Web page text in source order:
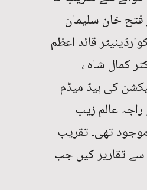
فتح خان سلیمان
قائد اعظم
کمال شاہ ،
کی ہیڈ میڈم
عالم زیب
تھی۔ تقریب
تقاریر کیں جب